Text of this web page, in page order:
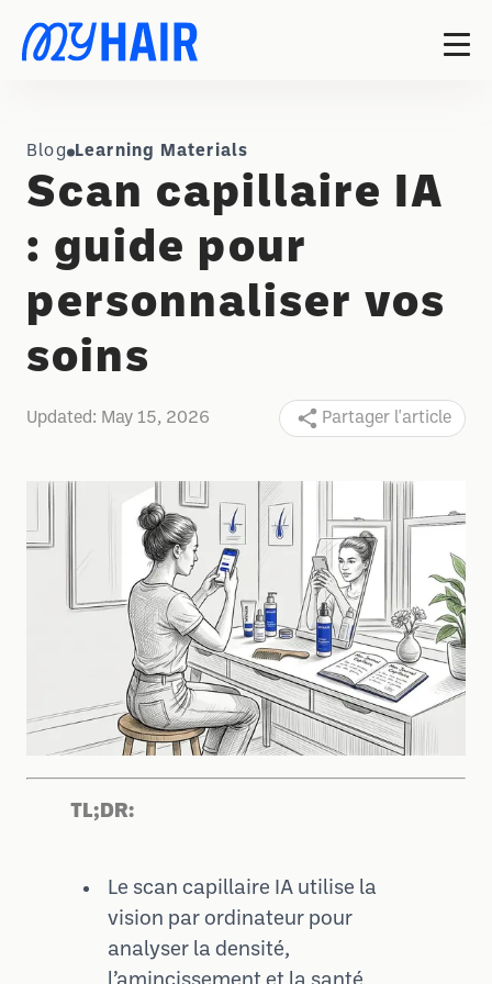
Blog Learning Materials
Scan capillaire IA
: guide pour
personnaliser vos
soins
Updated: May 15, 2026 Partager l'article
TL;DR:
Le scan capillaire IA utilise la
vision par ordinateur pour
analyser la densité,